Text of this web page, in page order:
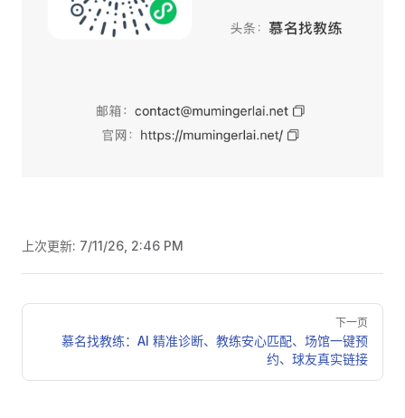
上次更新: 7/11/26, 2:46 PM
Pager
下一页
慕名找教练：AI 精准诊断、教练安心匹配、场馆一键预
约、球友真实链接